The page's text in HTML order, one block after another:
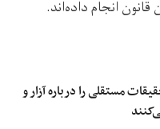
انجام داده‌اند.
مستقلی را درباره آزار و